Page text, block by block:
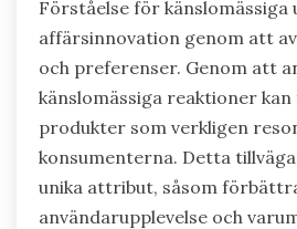
teknik för att övervaka
vilket gör att idrottare kan
stressnivåer.
mental bildspråk för att
prestation, vilket förbättrar
och minskar negativa känslor.
speglar en växande betoning
inom sport, vilket hjälper